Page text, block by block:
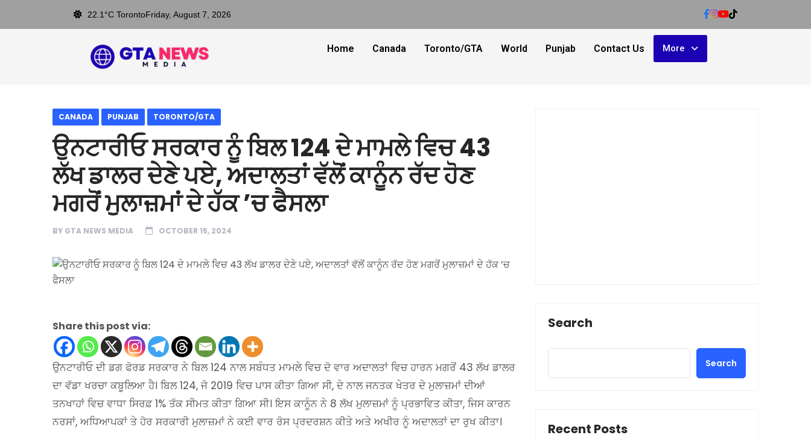
22.1°C TorontoFriday, August 7, 2026
Home Canada Toronto/GTA World Punjab Contact Us More
CANADA PUNJAB TORONTO/GTA
ਉਨਟਾਰੀਓ ਸਰਕਾਰ ਨੂੰ ਬਿਲ 124 ਦੇ ਮਾਮਲੇ ਵਿਚ 43
ਲੱਖ ਡਾਲਰ ਦੇਣੇ ਪਏ, ਅਦਾਲਤਾਂ ਵੱਲੋਂ ਕਾਨੂੰਨ ਰੱਦ ਹੋਣ
ਮਗਰੋਂ ਮੁਲਾਜ਼ਮਾਂ ਦੇ ਹੱਕ ’ਚ ਫੈਸਲਾ
BY GTA NEWS MEDIA OCTOBER 15, 2024
Share this post via:
ਉਨਟਾਰੀਓ ਦੀ ਡਗ ਫੋਰਡ ਸਰਕਾਰ ਨੇ ਬਿਲ 124 ਨਾਲ ਸਬੰਧਤ ਮਾਮਲੇ ਵਿਚ ਦੋ ਵਾਰ ਅਦਾਲਤਾਂ ਵਿਚ ਹਾਰਨ ਮਗਰੋਂ 43 ਲੱਖ ਡਾਲਰ
ਦਾ ਵੱਡਾ ਖਰਚਾ ਕਬੂਲਿਆ ਹੈ। ਬਿਲ 124, ਜੋ 2019 ਵਿਚ ਪਾਸ ਕੀਤਾ ਗਿਆ ਸੀ, ਦੇ ਨਾਲ ਜਨਤਕ ਖੇਤਰ ਦੇ ਮੁਲਾਜ਼ਮਾਂ ਦੀਆਂ
ਤਨਖਾਹਾਂ ਵਿਚ ਵਾਧਾ ਸਿਰਫ਼ 1% ਤੱਕ ਸੀਮਤ ਕੀਤਾ ਗਿਆ ਸੀ। ਇਸ ਕਾਨੂੰਨ ਨੇ 8 ਲੱਖ ਮੁਲਾਜ਼ਮਾਂ ਨੂੰ ਪ੍ਰਭਾਵਿਤ ਕੀਤਾ, ਜਿਸ ਕਾਰਨ
ਨਰਸਾਂ, ਅਧਿਆਪਕਾਂ ਤੇ ਹੋਰ ਸਰਕਾਰੀ ਮੁਲਾਜ਼ਮਾਂ ਨੇ ਕਈ ਵਾਰ ਰੋਸ ਪ੍ਰਦਰਸ਼ਨ ਕੀਤੇ ਅਤੇ ਅਖੀਰ ਨੂੰ ਅਦਾਲਤਾਂ ਦਾ ਰੁਖ ਕੀਤਾ।
Search
Search
Recent Posts